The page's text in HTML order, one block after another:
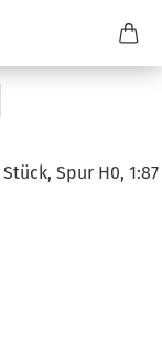
Spur H0, 1:87